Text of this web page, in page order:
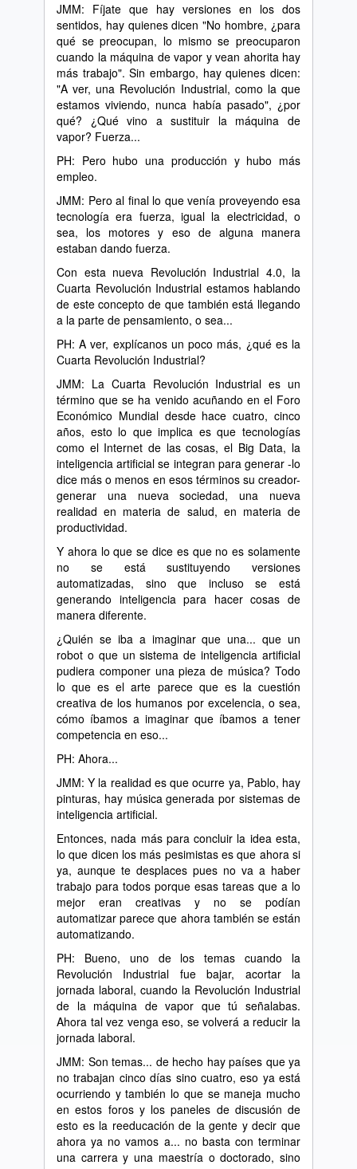
JMM: Fíjate que hay versiones en los dos
sentidos, hay quienes dicen "No hombre, ¿para
qué se preocupan, lo mismo se preocuparon
cuando la máquina de vapor y vean ahorita hay
más trabajo". Sin embargo, hay quienes dicen:
"A ver, una Revolución Industrial, como la que
estamos viviendo, nunca había pasado", ¿por
qué? ¿Qué vino a sustituir la máquina de
vapor? Fuerza...
PH: Pero hubo una producción y hubo más
empleo.
JMM: Pero al final lo que venía proveyendo esa
tecnología era fuerza, igual la electricidad, o
sea, los motores y eso de alguna manera
estaban dando fuerza.
Con esta nueva Revolución Industrial 4.0, la
Cuarta Revolución Industrial estamos hablando
de este concepto de que también está llegando
a la parte de pensamiento, o sea...
PH: A ver, explícanos un poco más, ¿qué es la
Cuarta Revolución Industrial?
JMM: La Cuarta Revolución Industrial es un
término que se ha venido acuñando en el Foro
Económico Mundial desde hace cuatro, cinco
años, esto lo que implica es que tecnologías
como el Internet de las cosas, el Big Data, la
inteligencia artificial se integran para generar -lo
dice más o menos en esos términos su creador-
generar una nueva sociedad, una nueva
realidad en materia de salud, en materia de
productividad.
Y ahora lo que se dice es que no es solamente
no se está sustituyendo versiones
automatizadas, sino que incluso se está
generando inteligencia para hacer cosas de
manera diferente.
¿Quién se iba a imaginar que una... que un
robot o que un sistema de inteligencia artificial
pudiera componer una pieza de música? Todo
lo que es el arte parece que es la cuestión
creativa de los humanos por excelencia, o sea,
cómo íbamos a imaginar que íbamos a tener
competencia en eso...
PH: Ahora...
JMM: Y la realidad es que ocurre ya, Pablo, hay
pinturas, hay música generada por sistemas de
inteligencia artificial.
Entonces, nada más para concluir la idea esta,
lo que dicen los más pesimistas es que ahora si
ya, aunque te desplaces pues no va a haber
trabajo para todos porque esas tareas que a lo
mejor eran creativas y no se podían
automatizar parece que ahora también se están
automatizando.
PH: Bueno, uno de los temas cuando la
Revolución Industrial fue bajar, acortar la
jornada laboral, cuando la Revolución Industrial
de la máquina de vapor que tú señalabas.
Ahora tal vez venga eso, se volverá a reducir la
jornada laboral.
JMM: Son temas... de hecho hay países que ya
no trabajan cinco días sino cuatro, eso ya está
ocurriendo y también lo que se maneja mucho
en estos foros y los paneles de discusión de
esto es la reeducación de la gente y decir que
ahora ya no vamos a... no basta con terminar
una carrera y una maestría o doctorado, sino